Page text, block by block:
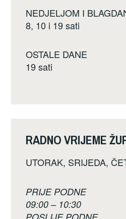
NEDJELJOM I
8, 10 i 19 sati
OSTALE DANE
19 sati
RADNO VRIJEME
UTORAK, SRIJEDA,
PRIJE PODNE
09:00 – 10:30